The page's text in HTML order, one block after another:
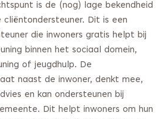
is de (nog) lage bekendheid
cliëntondersteuner. Dit is een
die inwoners gratis helpt bij
binnen het sociaal domein,
of jeugdhulp. De
naast de inwoner, denkt mee,
en kan ondersteunen bij
Dit helpt inwoners om hun